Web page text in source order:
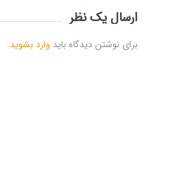
ارسال یک نظر
برای نوشتن دیدگاه بایدوارد بشوید.